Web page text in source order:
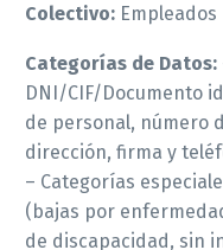
Colectivo: Empleados
Categorías de Datos:
DNI/CIF/Documento
de personal, número
dirección, firma y
– Categorías
(bajas por
de discapacidad, sin